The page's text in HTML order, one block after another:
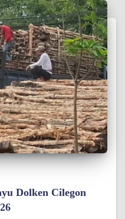
Dolken Cilegon